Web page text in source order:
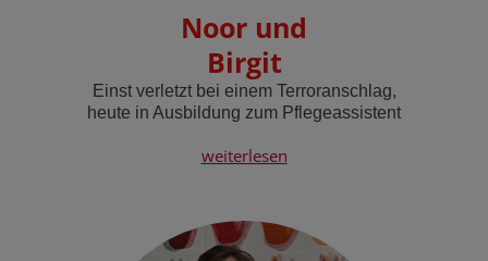
Noor und
Birgit
Einst verletzt bei einem Terroranschlag,
heute in Ausbildung zum Pflegeassistent
weiterlesen